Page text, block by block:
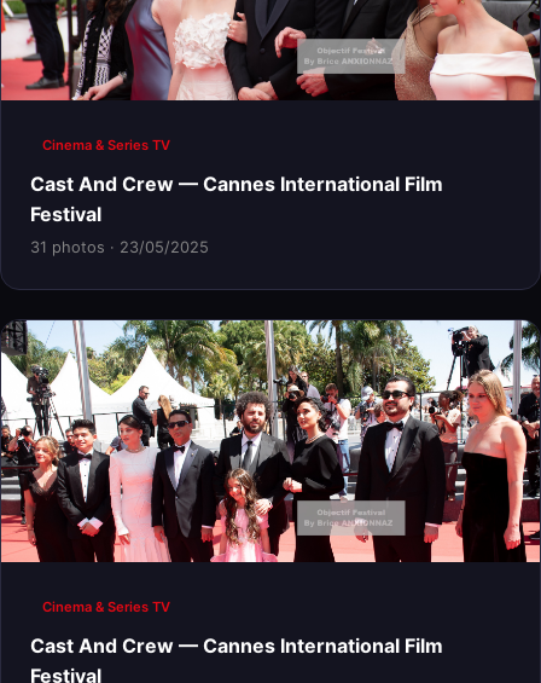
Cinema & Series TV
Cast And Crew — Cannes International Film
Festival
31 photos · 23/05/2025
Cinema & Series TV
Cast And Crew — Cannes International Film
Festival